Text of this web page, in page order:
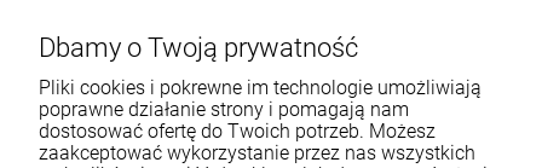
Dbamy o Twoją prywatność
Pliki cookies i pokrewne im technologie umożliwiają
poprawne działanie strony i pomagają nam
dostosować ofertę do Twoich potrzeb. Możesz
zaakceptować wykorzystanie przez nas wszystkich